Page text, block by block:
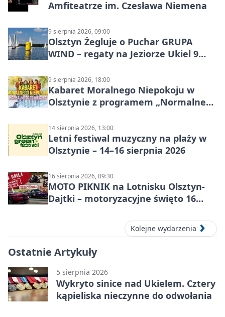
Amfiteatrze im. Czesława Niemena
9 sierpnia 2026, 09:00
Olsztyn Żegluje o Puchar GRUPA
WIND – regaty na Jeziorze Ukiel 9
9 sierpnia 2026, 18:00
Kabaret Moralnego Niepokoju w
Olsztynie z programem „Normalne
14 sierpnia 2026, 13:00
Letni festiwal muzyczny na plaży w
Olsztynie – 14–16 sierpnia 2026
16 sierpnia 2026, 09:30
MOTO PIKNIK na Lotnisku Olsztyn-
Dajtki – motoryzacyjne święto 16
Kolejne wydarzenia
Ostatnie Artykuły
5 sierpnia 2026
Wykryto sinice nad Ukielem. Cztery
kąpieliska nieczynne do odwołania